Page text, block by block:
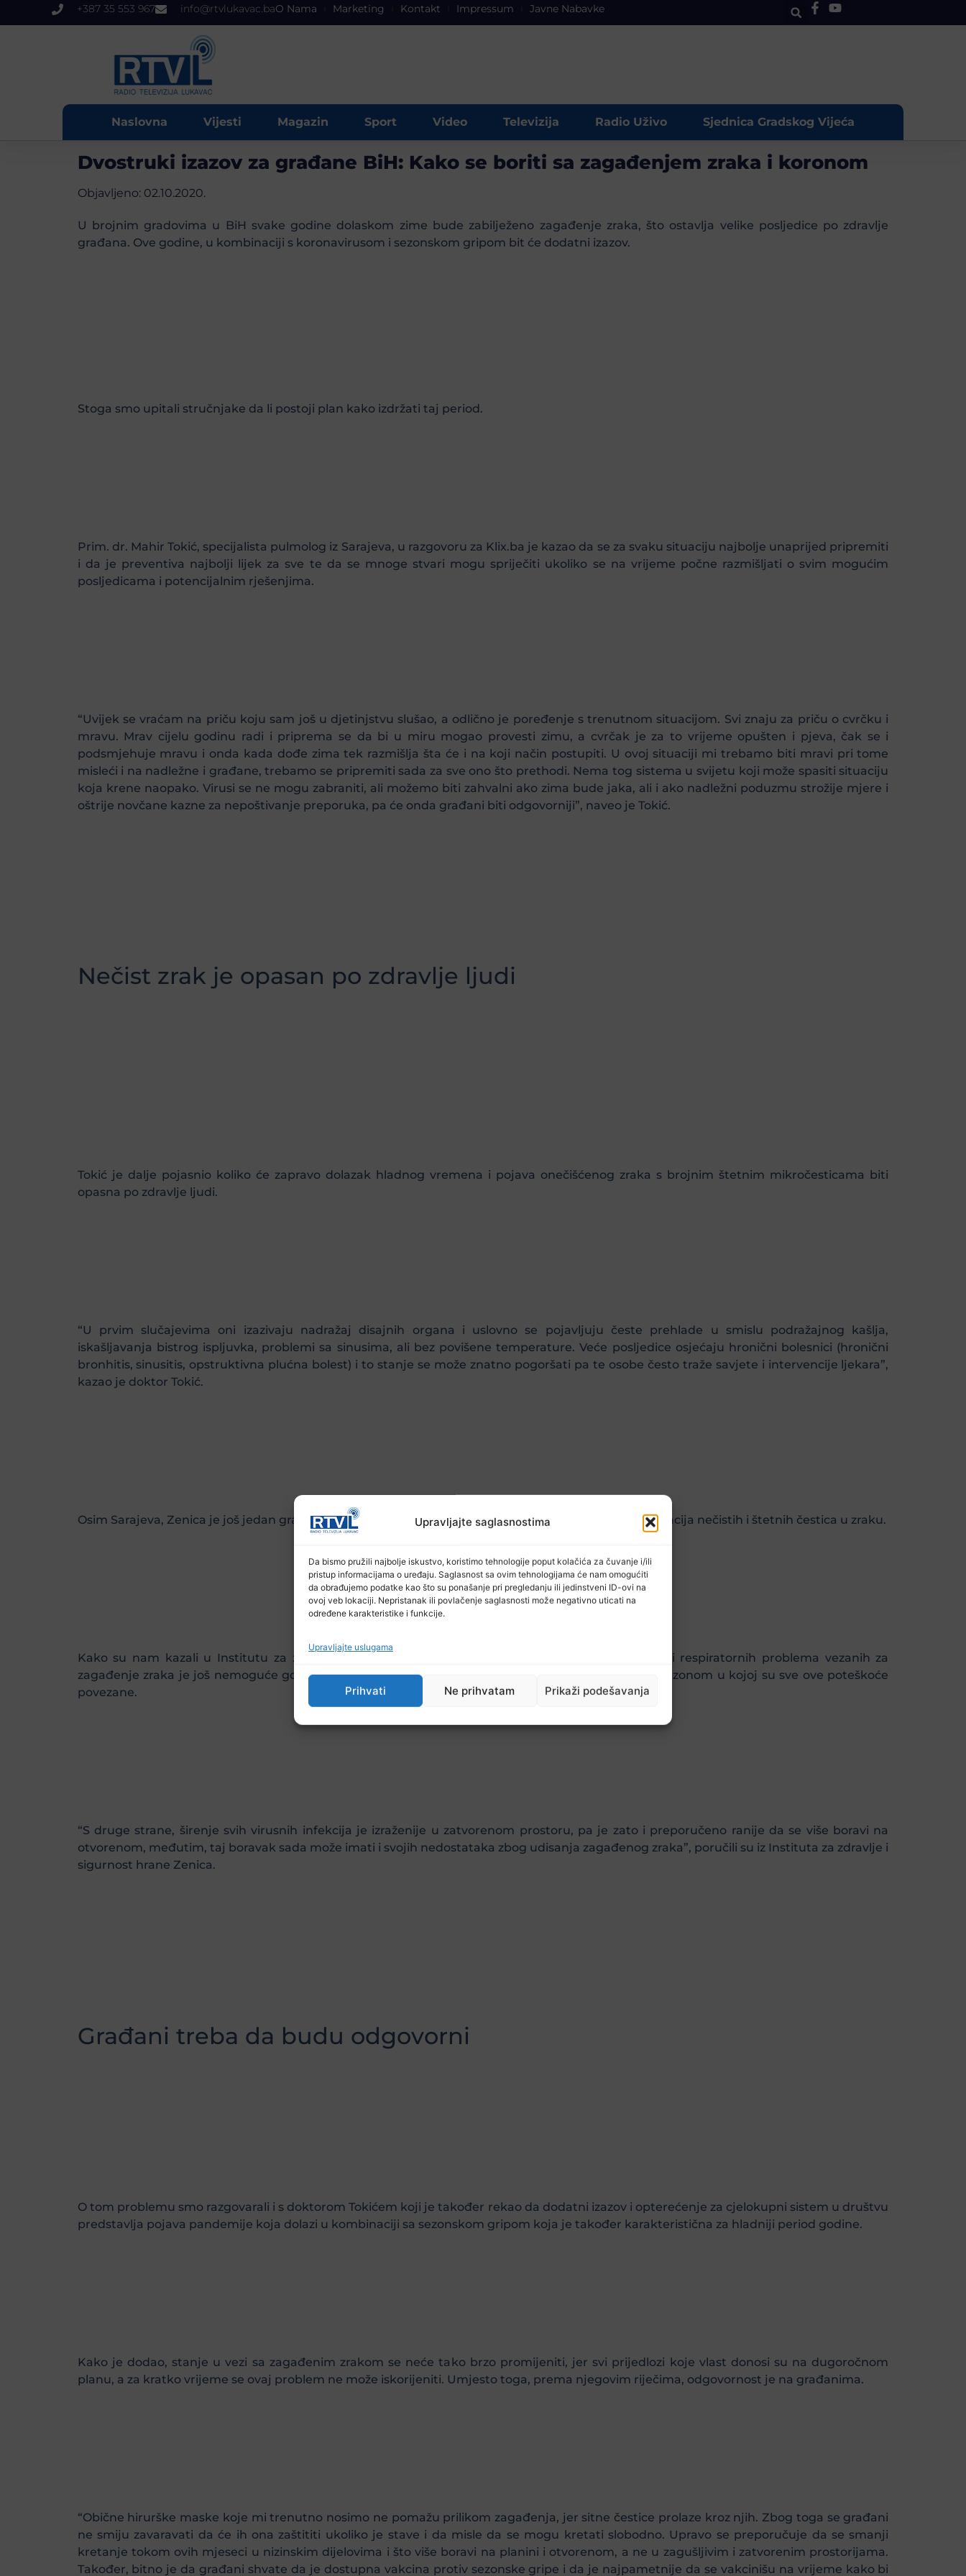
Upravljajte saglasnostima
Da bismo pružili najbolje iskustvo, koristimo tehnologije poput kolačića za čuvanje i/ili
pristup informacijama o uređaju. Saglasnost sa ovim tehnologijama će nam omogućiti
da obrađujemo podatke kao što su ponašanje pri pregledanju ili jedinstveni ID-ovi na
ovoj veb lokaciji. Nepristanak ili povlačenje saglasnosti može negativno uticati na
određene karakteristike i funkcije.
Upravljajte uslugama
Prihvati Ne prihvatam Prikaži podešavanja
+387 35 553 967 info@rtvlukavac.baO Nama Marketing Kontakt Impressum Javne Nabavke
Naslovna Vijesti Magazin Sport Video Televizija Radio Uživo Sjednica Gradskog Vijeća
Dvostruki izazov za građane BiH: Kako se boriti sa zagađenjem zraka i koronom
Objavljeno: 02.10.2020.
U brojnim gradovima u BiH svake godine dolaskom zime bude zabilježeno zagađenje zraka, što ostavlja velike posljedice po zdravlje
građana. Ove godine, u kombinaciji s koronavirusom i sezonskom gripom bit će dodatni izazov.
Stoga smo upitali stručnjake da li postoji plan kako izdržati taj period.
Prim. dr. Mahir Tokić, specijalista pulmolog iz Sarajeva, u razgovoru za Klix.ba je kazao da se za svaku situaciju najbolje unaprijed pripremiti
i da je preventiva najbolji lijek za sve te da se mnoge stvari mogu spriječiti ukoliko se na vrijeme počne razmišljati o svim mogućim
posljedicama i potencijalnim rješenjima.
“Uvijek se vraćam na priču koju sam još u djetinjstvu slušao, a odlično je poređenje s trenutnom situacijom. Svi znaju za priču o cvrčku i
mravu. Mrav cijelu godinu radi i priprema se da bi u miru mogao provesti zimu, a cvrčak je za to vrijeme opušten i pjeva, čak se i
podsmjehuje mravu i onda kada dođe zima tek razmišlja šta će i na koji način postupiti. U ovoj situaciji mi trebamo biti mravi pri tome
misleći i na nadležne i građane, trebamo se pripremiti sada za sve ono što prethodi. Nema tog sistema u svijetu koji može spasiti situaciju
koja krene naopako. Virusi se ne mogu zabraniti, ali možemo biti zahvalni ako zima bude jaka, ali i ako nadležni poduzmu strožije mjere i
oštrije novčane kazne za nepoštivanje preporuka, pa će onda građani biti odgovorniji”, naveo je Tokić.
Nečist zrak je opasan po zdravlje ljudi
Tokić je dalje pojasnio koliko će zapravo dolazak hladnog vremena i pojava onečišćenog zraka s brojnim štetnim mikročesticama biti
opasna po zdravlje ljudi.
“U prvim slučajevima oni izazivaju nadražaj disajnih organa i uslovno se pojavljuju česte prehlade u smislu podražajnog kašlja,
iskašljavanja bistrog ispljuvka, problemi sa sinusima, ali bez povišene temperature. Veće posljedice osjećaju hronični bolesnici (hronični
bronhitis, sinusitis, opstruktivna plućna bolest) i to stanje se može znatno pogoršati pa te osobe često traže savjete i intervencije ljekara”,
kazao je doktor Tokić.
Osim Sarajeva, Zenica je još jedan grad u BiH u kojem svake godine bude zabilježena velika koncentracija nečistih i štetnih čestica u zraku.
Kako su nam kazali u Institutu za zdravlje i sigurnost hrane Zenica, o povezanosti koronavirusa i respiratornih problema vezanih za
zagađenje zraka je još nemoguće govoriti jer se ove godine prvi put susreću s jesensko/zimskom sezonom u kojoj su sve ove poteškoće
povezane.
“S druge strane, širenje svih virusnih infekcija je izraženije u zatvorenom prostoru, pa je zato i preporučeno ranije da se više boravi na
otvorenom, međutim, taj boravak sada može imati i svojih nedostataka zbog udisanja zagađenog zraka”, poručili su iz Instituta za zdravlje i
sigurnost hrane Zenica.
Građani treba da budu odgovorni
O tom problemu smo razgovarali i s doktorom Tokićem koji je također rekao da dodatni izazov i opterećenje za cjelokupni sistem u društvu
predstavlja pojava pandemije koja dolazi u kombinaciji sa sezonskom gripom koja je također karakteristična za hladniji period godine.
Kako je dodao, stanje u vezi sa zagađenim zrakom se neće tako brzo promijeniti, jer svi prijedlozi koje vlast donosi su na dugoročnom
planu, a za kratko vrijeme se ovaj problem ne može iskorijeniti. Umjesto toga, prema njegovim riječima, odgovornost je na građanima.
“Obične hirurške maske koje mi trenutno nosimo ne pomažu prilikom zagađenja, jer sitne čestice prolaze kroz njih. Zbog toga se građani
ne smiju zavaravati da će ih ona zaštititi ukoliko je stave i da misle da se mogu kretati slobodno. Upravo se preporučuje da se smanji
kretanje tokom ovih mjeseci u nizinskim dijelovima i što više boravi na planini i otvorenom, a ne u zagušljivim i zatvorenim prostorijama.
Također, bitno je da građani shvate da je dostupna vakcina protiv sezonske gripe i da je najpametnije da se vakcinišu na vrijeme kako bi